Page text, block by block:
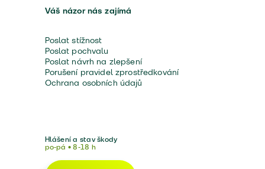
Váš názor nás zajímá
Poslat stížnost
Poslat pochvalu
Poslat návrh na zlepšení
Porušení pravidel zprostředkování
Ochrana osobních údajů
Hlášení a stav škody
po-pá • 8-18 h